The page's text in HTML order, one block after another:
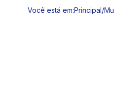
Você está em:Principal/